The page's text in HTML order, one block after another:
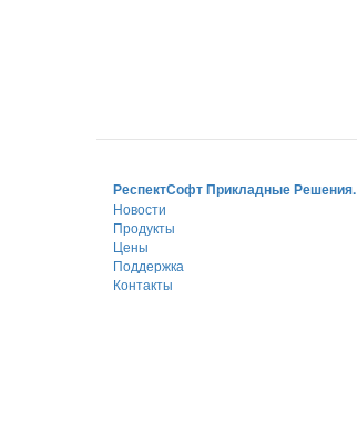
РеспектСофт Прикладные Решения.
Новости
Продукты
Цены
Поддержка
Контакты